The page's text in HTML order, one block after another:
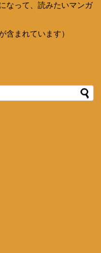
なって、読みたいマンガ
含まれています）